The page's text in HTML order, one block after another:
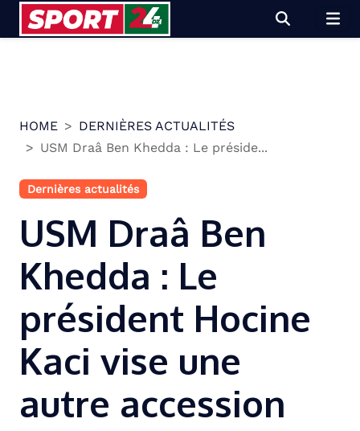
HOME
DERNIÈRES ACTUALITÉS
USM Draâ Ben Khedda : Le préside...
Dernières actualités
USM Draâ Ben
Khedda : Le
président Hocine
Kaci vise une
autre accession